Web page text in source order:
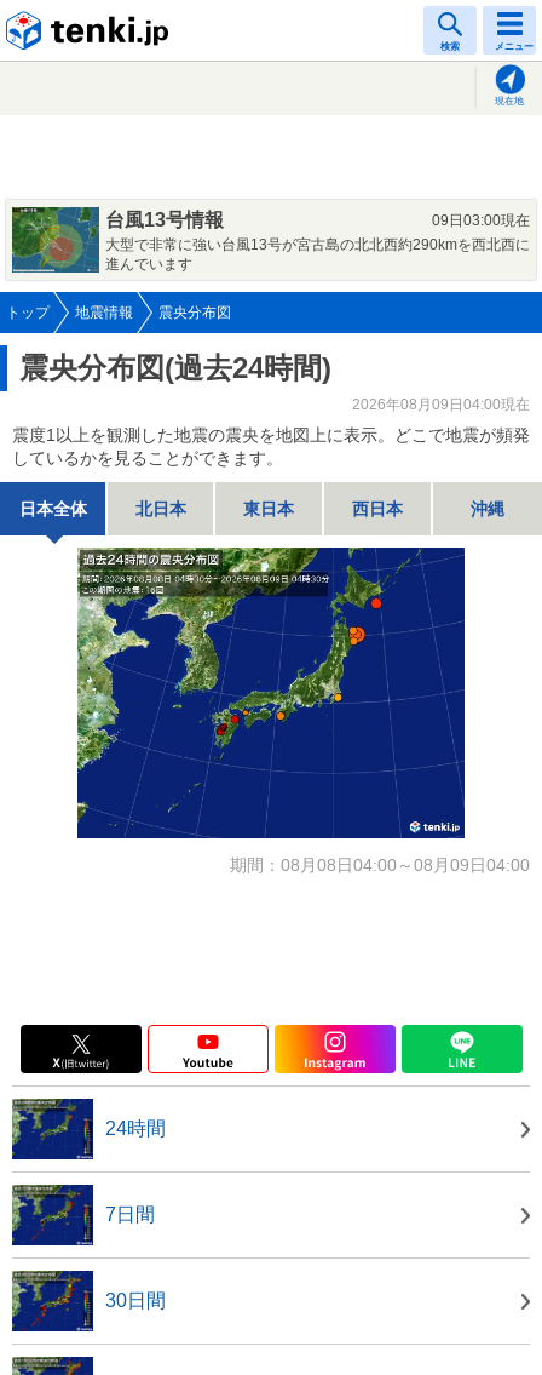
検索 メニュー
現在地
台風13号情報
09日03:00現在
大型で非常に強い台風13号が宮古島の北北西約290kmを西北西に
進んでいます
トップ 地震情報 震央分布図
震央分布図(過去24時間)
2026年08月09日04:00現在
震度1以上を観測した地震の震央を地図上に表示。どこで地震が頻発
しているかを見ることができます。
日本全体 北日本 東日本 西日本 沖縄
期間：08月08日04:00～08月09日04:00
24時間
7日間
30日間